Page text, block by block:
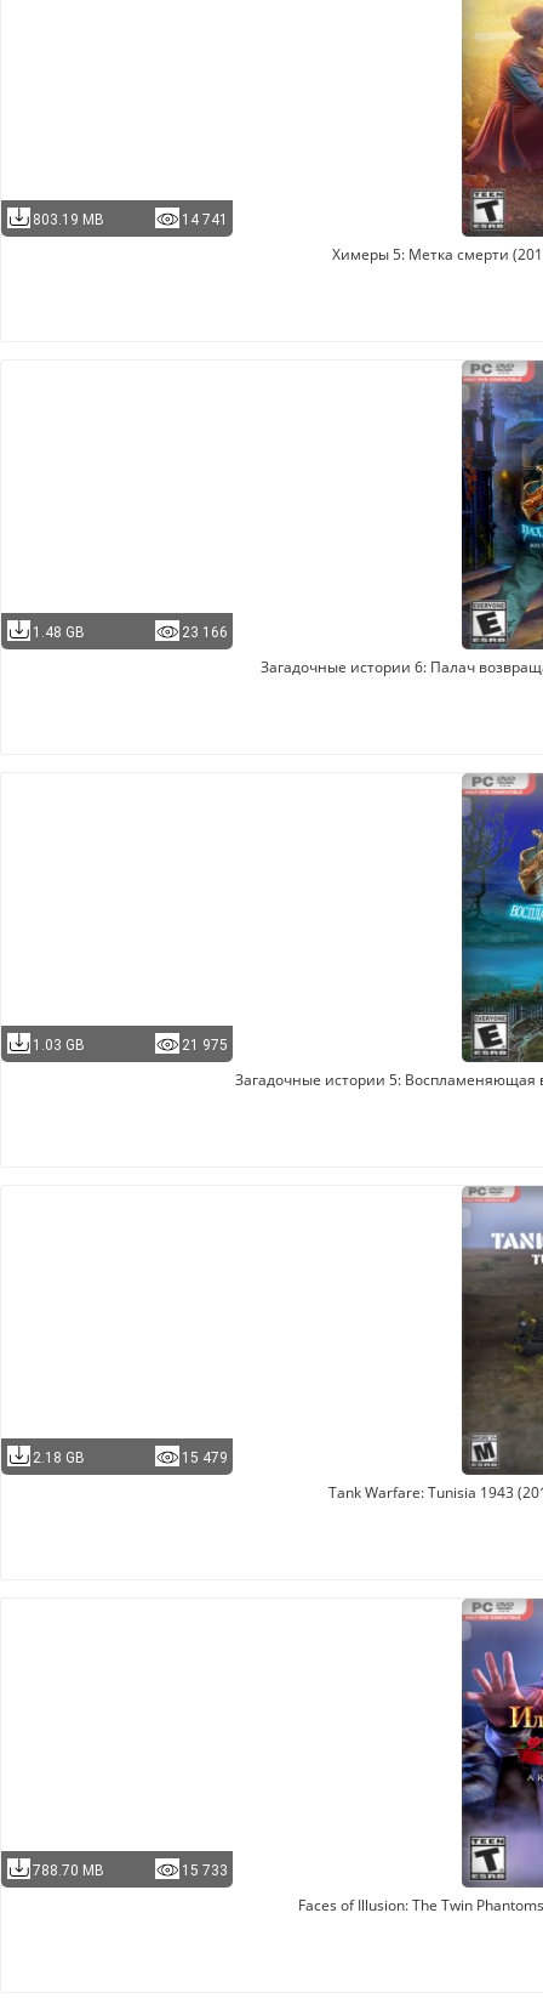
803.19 MB 14 741
Химеры 5: Метка смерти
1.48 GB 23 166
Загадочные истории 6: Палач
1.03 GB 21 975
Загадочные истории 5: Воспламеняющая
2.18 GB 15 479
Tank Warfare: Tunisia 1943
788.70 MB 15 733
Faces of Illusion: The Twin